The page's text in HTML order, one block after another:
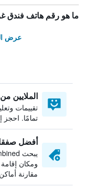
ما هو رقم هاتف فندق
عرض
الملايين
تقييمات
تمامًا. احجز
أفضل
ومكان
مقارنة أماكن